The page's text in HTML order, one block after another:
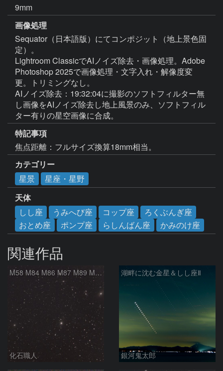
9mm
画像処理
Sequator（日本語版）にてコンポジット（地上景色固
定）。
Lightroom ClassicでAIノイズ除去・画像処理。Adobe
Photoshop 2025で画像処理・文字入れ・解像度変
更。トリミングなし。
AIノイズ除去：19:32:04に撮影のソフトフィルター無
し画像をAIノイズ除去し地上風景のみ、ソフトフィル
特記事項
焦点距離：フルサイズ換算18mm相当。
カテゴリー
星景
星座・星野
天体
しし座
うみへび座 コップ座
ろくぶんぎ座
おとめ座
ポンプ座 らしんばん座 かみのけ座
関連作品
M58 M84 M86 M87 M89 M90 マルカリアンの銀河鎖 おとめ座 かみのけ座
化石職人
湖畔に沈む金星＆しし座Ⅱ
銀河鬼太郎